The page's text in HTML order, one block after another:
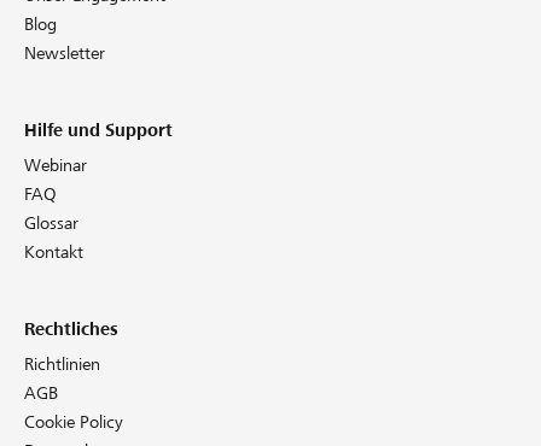
Blog
Newsletter
Hilfe und Support
Webinar
FAQ
Glossar
Kontakt
Rechtliches
Richtlinien
AGB
Cookie Policy